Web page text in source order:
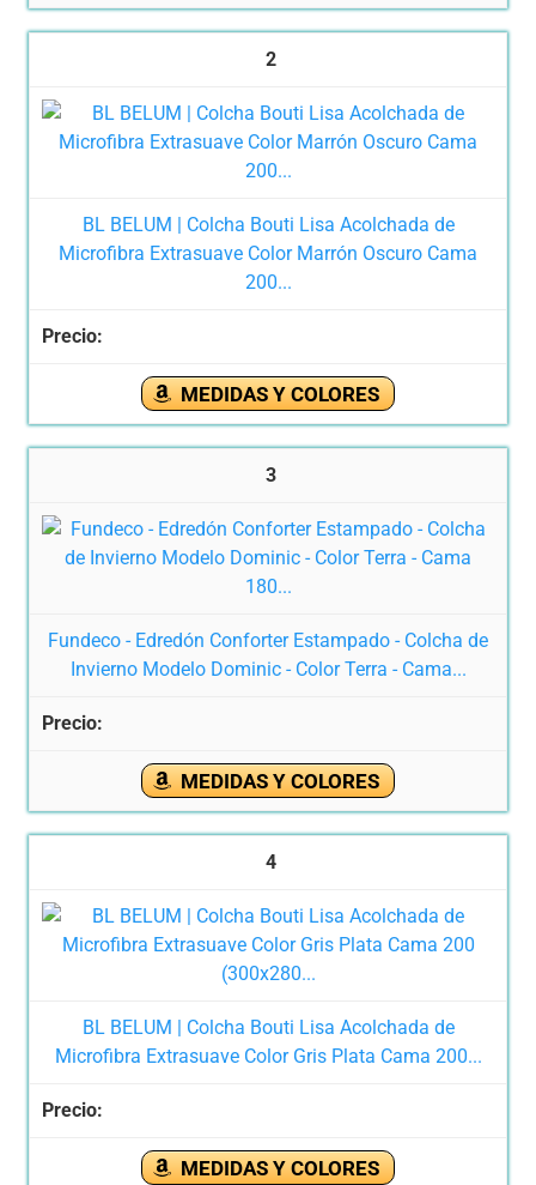
2
BL BELUM | Colcha Bouti Lisa Acolchada de
Microfibra Extrasuave Color Marrón Oscuro Cama
200...
MEDIDAS Y COLORES
3
Fundeco - Edredón Conforter Estampado - Colcha de
Invierno Modelo Dominic - Color Terra - Cama...
MEDIDAS Y COLORES
4
BL BELUM | Colcha Bouti Lisa Acolchada de
Microfibra Extrasuave Color Gris Plata Cama 200...
MEDIDAS Y COLORES